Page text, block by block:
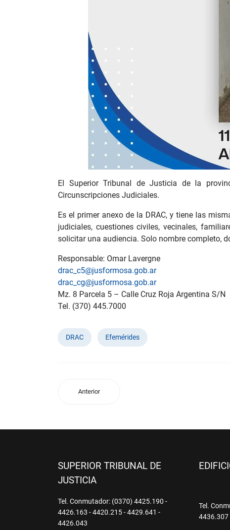
El Superior Tribunal de Justicia de la
Circunscripciones Judiciales.
Es el primer anexo de la DRAC, y tiene las
judiciales, cuestiones civiles, vecinales,
solicitar una audiencia. Solo nombre completo,
Responsable: Omar Lavergne
drac_c5@jusformosa.gob.ar
drac_cg@jusformosa.gob.ar
Mz. 8 Parcela 5 – Calle Cruz Roja Argentina S/N
Tel. (370) 445.7000
DRAC Efemérides
Anterior
SUPERIOR TRIBUNAL DE
JUSTICIA
Tel. Conmutador: (0370) 4425.190 -
4426.163 - 4420.215 - 4429.641 -
4426.043
Tel.
4436.307